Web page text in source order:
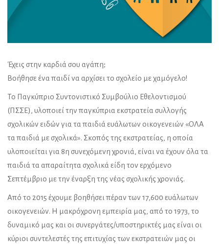
Έχεις στην καρδιά σου αγάπη;
Βοήθησε ένα παιδί να αρχίσει το σχολείο με χαμόγελο!
Το Παγκύπριο Συντονιστικό Συμβούλιο Εθελοντισμού
(ΠΣΣΕ), υλοποιεί την παγκύπρια εκστρατεία συλλογής
σχολικών ειδών για τα παιδιά ευάλωτων οικογενειών «ΟΛΑ
τα παιδιά με σχολικά». Σκοπός της εκστρατείας, η οποία
υλοποιείται για 8η συνεχόμενη χρονιά, είναι να έχουν όλα τα
παιδιά τα απαραίτητα σχολικά είδη τον ερχόμενο
Σεπτέμβριο με την έναρξη της νέας σχολικής χρονιάς.
Από το 2015 έχουμε βοηθήσει πέραν των 17,600 ευάλωτων
οικογενειών. Η μακρόχρονη εμπειρία μας, από το 1973, το
δυναμικό μας και οι συνεργάτες/υποστηρικτές μας είναι οι
κύριοι συντελεστές της επιτυχίας των εκστρατειών μας οι